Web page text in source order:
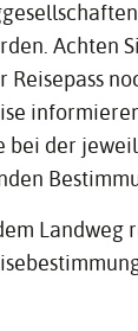
Achten
Reisepass
bei der
Landweg